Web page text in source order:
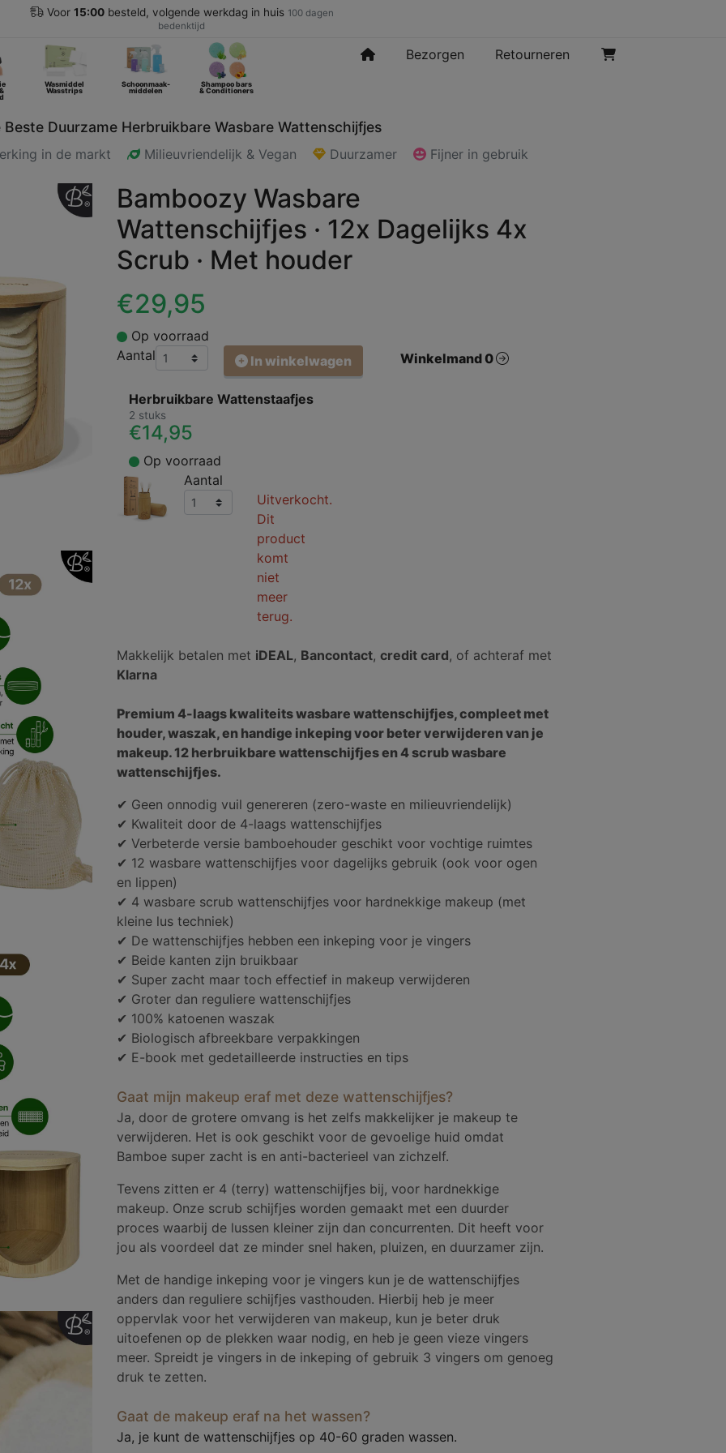
Voor 15:00besteld, volgende werkdag in huis 100 dagen
bedenktijd
Wasmiddel
Wasstrips
Schoonmaak-
middelen
Shampoo bars
& Conditioners
Bezorgen Retourneren
Beste Duurzame Herbruikbare Wasbare Wattenschijfjes
in de markt Milieuvriendelijk & Vegan Duurzamer Fijner in gebruik
Bamboozy Wasbare
Wattenschijfjes · 12x Dagelijks 4x
Scrub · Met houder
€29,95
Op voorraad
Aantal
In winkelwagen Winkelmand 0
Herbruikbare Wattenstaafjes
2 stuks
€14,95
Op voorraad
Aantal
Uitverkocht.
Dit
product
komt
niet
meer
terug.
Makkelijk betalen met iDEAL, Bancontact, credit card, of achteraf met
Klarna
Premium 4-laags kwaliteits wasbare wattenschijfjes, compleet met
houder, waszak, en handige inkeping voor beter verwijderen van je
makeup. 12 herbruikbare wattenschijfjes en 4 scrub wasbare
wattenschijfjes.
✔ Geen onnodig vuil genereren (zero-waste en milieuvriendelijk)
✔ Kwaliteit door de 4-laags wattenschijfjes
✔ Verbeterde versie bamboehouder geschikt voor vochtige ruimtes
✔ 12 wasbare wattenschijfjes voor dagelijks gebruik (ook voor ogen
en lippen)
✔ 4 wasbare scrub wattenschijfjes voor hardnekkige makeup (met
kleine lus techniek)
✔ De wattenschijfjes hebben een inkeping voor je vingers
✔ Beide kanten zijn bruikbaar
✔ Super zacht maar toch effectief in makeup verwijderen
✔ Groter dan reguliere wattenschijfjes
✔ 100% katoenen waszak
✔ Biologisch afbreekbare verpakkingen
✔ E-book met gedetailleerde instructies en tips
Gaat mijn makeup eraf met deze wattenschijfjes?
Ja, door de grotere omvang is het zelfs makkelijker je makeup te
verwijderen. Het is ook geschikt voor de gevoelige huid omdat
Bamboe super zacht is en anti-bacterieel van zichzelf.
Tevens zitten er 4 (terry) wattenschijfjes bij, voor hardnekkige
makeup. Onze scrub schijfjes worden gemaakt met een duurder
proces waarbij de lussen kleiner zijn dan concurrenten. Dit heeft voor
jou als voordeel dat ze minder snel haken, pluizen, en duurzamer zijn.
Met de handige inkeping voor je vingers kun je de wattenschijfjes
anders dan reguliere schijfjes vasthouden. Hierbij heb je meer
oppervlak voor het verwijderen van makeup, kun je beter druk
uitoefenen op de plekken waar nodig, en heb je geen vieze vingers
meer. Spreidt je vingers in de inkeping of gebruik 3 vingers om genoeg
druk te zetten.
Gaat de makeup eraf na het wassen?
Ja, je kunt de wattenschijfjes op 40-60 graden wassen.